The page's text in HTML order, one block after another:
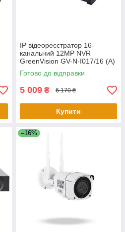
IP відеореєстратор 16-
канальний 12MP NVR
GreenVision GV-N-I017/16 (A)
Готово до відправки
5 009 ₴ 6 170 ₴
Купити
–16%